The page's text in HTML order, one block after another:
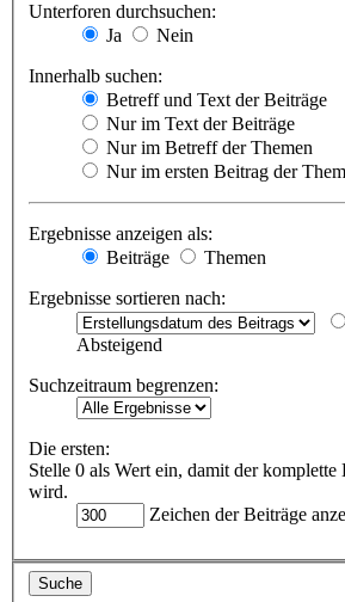
Unterforen durchsuchen:
Ja
Nein
Innerhalb suchen:
Betreff und Text der Beiträge
Nur im Text der Beiträge
Nur im Betreff der Themen
Nur im ersten Beitrag der
Ergebnisse anzeigen als:
Beiträge
Themen
Ergebnisse sortieren nach:
Absteigend
Suchzeitraum begrenzen:
Die ersten:
Stelle 0 als Wert ein, damit der komplette
wird.
Zeichen der Beiträge